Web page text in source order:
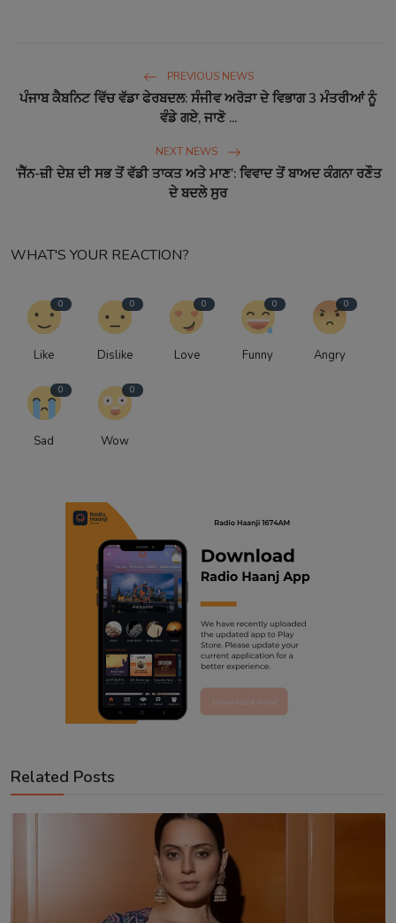
PREVIOUS NEWS
ਪੰਜਾਬ ਕੈਬਨਿਟ ਵਿੱਚ ਵੱਡਾ ਫੇਰਬਦਲ: ਸੰਜੀਵ ਅਰੋੜਾ ਦੇ ਵਿਭਾਗ 3 ਮੰਤਰੀਆਂ ਨੂੰ
ਵੰਡੇ ਗਏ, ਜਾਣੋ ...
NEXT NEWS
‘ਜੈੱਨ-ਜ਼ੀ ਦੇਸ਼ ਦੀ ਸਭ ਤੋਂ ਵੱਡੀ ਤਾਕਤ ਅਤੇ ਮਾਣ’: ਵਿਵਾਦ ਤੋਂ ਬਾਅਦ ਕੰਗਨਾ ਰਣੌਤ
ਦੇ ਬਦਲੇ ਸੁਰ
WHAT'S YOUR REACTION?
0
Like
0
Dislike
0
Love
0
Funny
0
Angry
0
Sad
0
Wow
Related Posts